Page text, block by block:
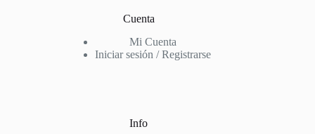
Cuenta
Mi Cuenta
Iniciar sesión / Registrarse
Info